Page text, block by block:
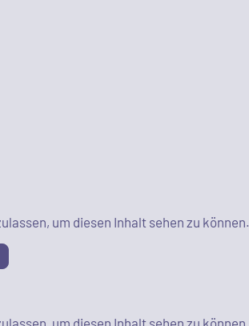
um diesen Inhalt sehen zu können.